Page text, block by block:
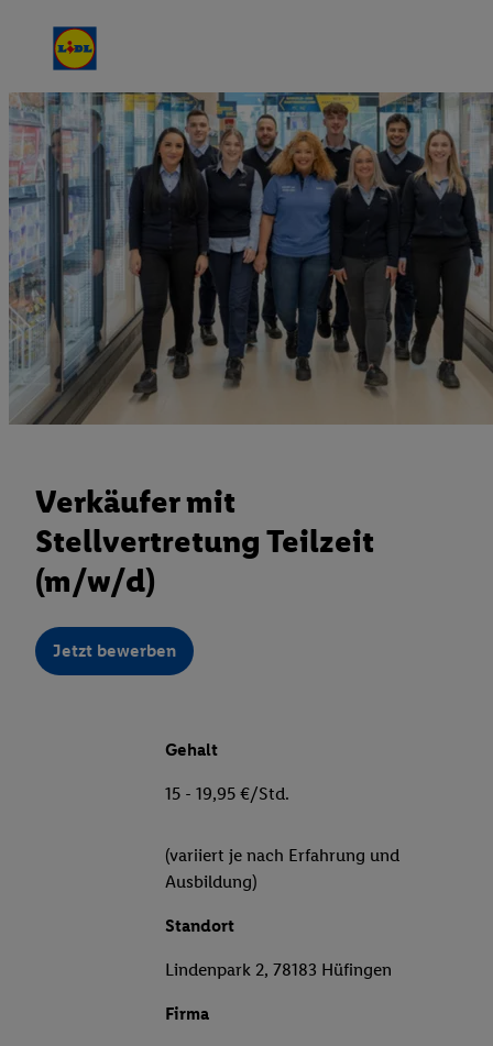
Verkäufer mit
Stellvertretung Teilzeit
(m/w/d)
Jetzt bewerben
Gehalt
15 - 19,95 €/Std.
(variiert je nach Erfahrung und
Ausbildung)
Standort
Lindenpark 2, 78183 Hüfingen
Firma